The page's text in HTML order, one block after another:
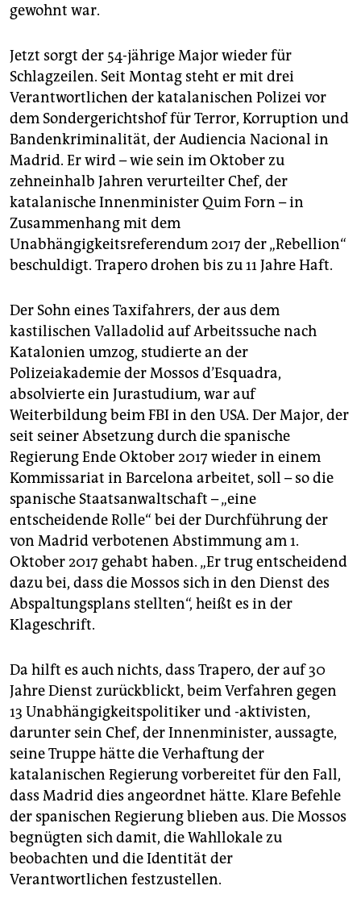
gewohnt war.
Jetzt sorgt der 54-jährige Major wieder für
Schlagzeilen. Seit Montag steht er mit drei
Verantwortlichen der katalanischen Polizei vor
dem Sondergerichtshof für Terror, Korruption und
Banden­kriminalität, der Audiencia Nacional in
Madrid. Er wird – wie sein im Oktober zu
zehneinhalb Jahren verurteilter Chef, der
katalanische Innenminister Quim Forn – in
Zusammenhang mit dem
Unabhängigkeitsreferendum 2017 der „Rebellion“
beschuldigt. Trapero drohen bis zu 11 Jahre Haft.
Der Sohn eines Taxifahrers, der aus dem
kastilischen Valladolid auf Arbeitssuche nach
Katalonien umzog, studierte an der
Polizeiakademie der Mossos d’Esquadra,
absolvierte ein Jurastudium, war auf
Weiterbildung beim FBI in den USA. Der Major, der
seit seiner Absetzung durch die spanische
Regierung Ende Oktober 2017 wieder in einem
Kommissariat in Barcelona arbeitet, soll – so die
spanische Staatsanwaltschaft – „eine
entscheidende Rolle“ bei der Durchführung der
von Madrid verbotenen Abstimmung am 1.
Oktober 2017 gehabt haben. „Er trug entscheidend
dazu bei, dass die Mossos sich in den Dienst des
Abspaltungsplans stellten“, heißt es in der
Klageschrift.
Da hilft es auch nichts, dass Trapero, der auf 30
Jahre Dienst zurückblickt, beim Verfahren gegen
13 Unabhängigkeitspolitiker und -aktivisten,
darunter sein Chef, der Innenminister, aussagte,
seine Truppe hätte die Verhaftung der
katalanischen Regierung vorbereitet für den Fall,
dass Madrid dies angeordnet hätte. Klare Befehle
der spanischen Regierung blieben aus. Die Mossos
begnügten sich damit, die Wahl­lokale zu
beobachten und die Identität der
Verantwortlichen festzustellen.